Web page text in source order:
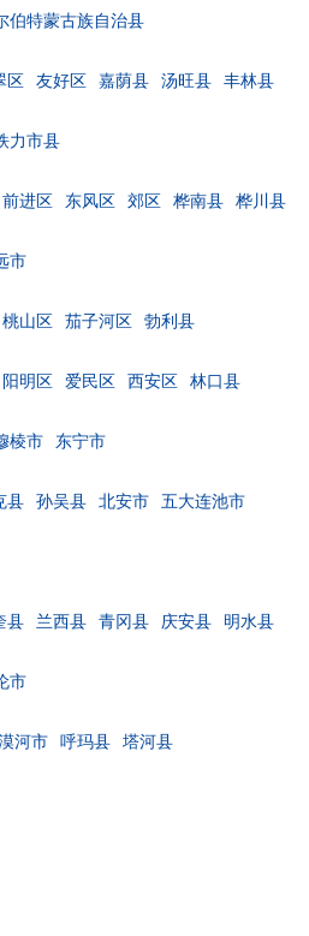
伯特蒙古族自治县
区 友好区 嘉荫县 汤旺县 丰林县
力市县
前进区 东风区 郊区 桦南县 桦川县
市
桃山区 茄子河区 勃利县
阳明区 爱民区 西安区 林口县
棱市 东宁市
县 孙吴县 北安市 五大连池市
县 兰西县 青冈县 庆安县 明水县
市
河市 呼玛县 塔河县